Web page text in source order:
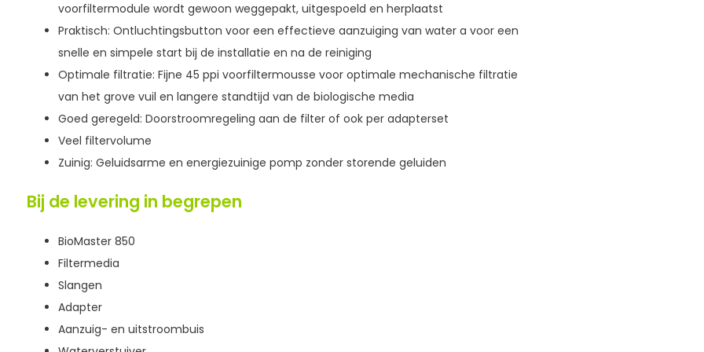
voorfiltermodule wordt gewoon weggepakt, uitgespoeld en herplaatst
Praktisch: Ontluchtingsbutton voor een effectieve aanzuiging van water a voor een
snelle en simpele start bij de installatie en na de reiniging
Optimale filtratie: Fijne 45 ppi voorfiltermousse voor optimale mechanische filtratie
van het grove vuil en langere standtijd van de biologische media
Goed geregeld: Doorstroomregeling aan de filter of ook per adapterset
Veel filtervolume
Zuinig: Geluidsarme en energiezuinige pomp zonder storende geluiden
Bij de levering in begrepen
BioMaster 850
Filtermedia
Slangen
Adapter
Aanzuig- en uitstroombuis